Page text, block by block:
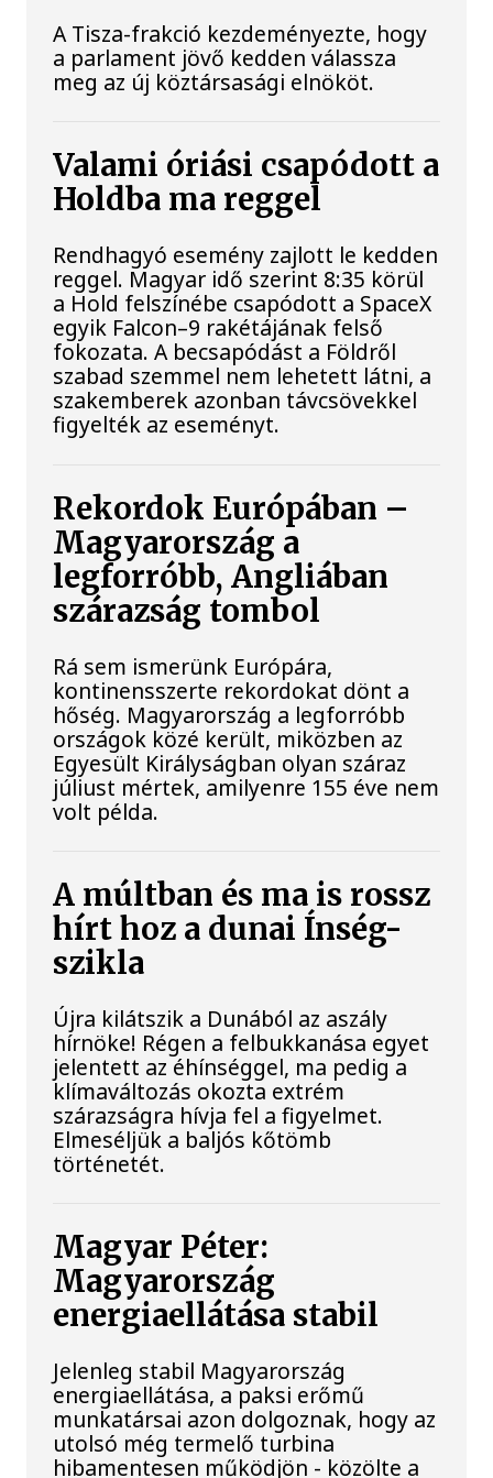
A Tisza-frakció kezdeményezte, hogy
a parlament jövő kedden válassza
meg az új köztársasági elnököt.
Valami óriási csapódott a
Holdba ma reggel
Rendhagyó esemény zajlott le kedden
reggel. Magyar idő szerint 8:35 körül
a Hold felszínébe csapódott a SpaceX
egyik Falcon–9 rakétájának felső
fokozata. A becsapódást a Földről
szabad szemmel nem lehetett látni, a
szakemberek azonban távcsövekkel
figyelték az eseményt.
Rekordok Európában –
Magyarország a
legforróbb, Angliában
szárazság tombol
Rá sem ismerünk Európára,
kontinensszerte rekordokat dönt a
hőség. Magyarország a legforróbb
országok közé került, miközben az
Egyesült Királyságban olyan száraz
júliust mértek, amilyenre 155 éve nem
volt példa.
A múltban és ma is rossz
hírt hoz a dunai Ínség-
szikla
Újra kilátszik a Dunából az aszály
hírnöke! Régen a felbukkanása egyet
jelentett az éhínséggel, ma pedig a
klímaváltozás okozta extrém
szárazságra hívja fel a figyelmet.
Elmeséljük a baljós kőtömb
történetét.
Magyar Péter:
Magyarország
energiaellátása stabil
Jelenleg stabil Magyarország
energiaellátása, a paksi erőmű
munkatársai azon dolgoznak, hogy az
utolsó még termelő turbina
hibamentesen működjön - közölte a